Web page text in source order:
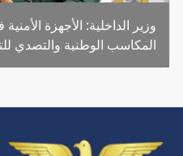
وزير الداخلية: الأجهزة
المكاسب الوطنية والتصدي